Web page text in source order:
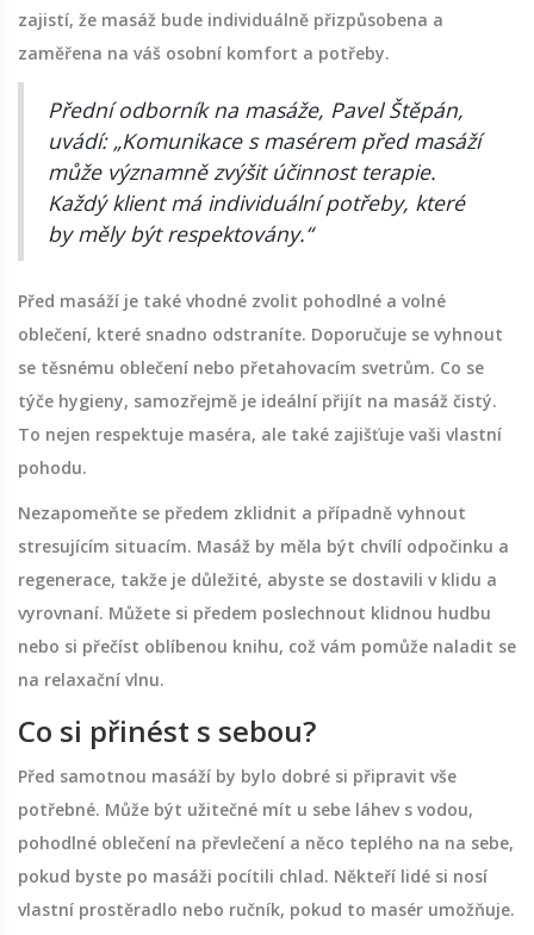
zajistí, že masáž bude individuálně přizpůsobena a
zaměřena na váš osobní komfort a potřeby.
Přední odborník na masáže, Pavel Štěpán,
uvádí: „Komunikace s masérem před masáží
může významně zvýšit účinnost terapie.
Každý klient má individuální potřeby, které
by měly být respektovány.“
Před masáží je také vhodné zvolit pohodlné a volné
oblečení, které snadno odstraníte. Doporučuje se vyhnout
se těsnému oblečení nebo přetahovacím svetrům. Co se
týče hygieny, samozřejmě je ideální přijít na masáž čistý.
To nejen respektuje maséra, ale také zajišťuje vaši vlastní
pohodu.
Nezapomeňte se předem zklidnit a případně vyhnout
stresujícím situacím. Masáž by měla být chvílí odpočinku a
regenerace, takže je důležité, abyste se dostavili v klidu a
vyrovnaní. Můžete si předem poslechnout klidnou hudbu
nebo si přečíst oblíbenou knihu, což vám pomůže naladit se
na relaxační vlnu.
Co si přinést s sebou?
Před samotnou masáží by bylo dobré si připravit vše
potřebné. Může být užitečné mít u sebe láhev s vodou,
pohodlné oblečení na převlečení a něco teplého na na sebe,
pokud byste po masáži pocítili chlad. Někteří lidé si nosí
vlastní prostěradlo nebo ručník, pokud to masér umožňuje.